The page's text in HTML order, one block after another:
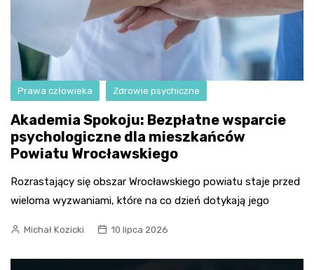
Prawa człowieka Zdrowie psychiczne
Akademia Spokoju: Bezpłatne wsparcie
psychologiczne dla mieszkańców
Powiatu Wrocławskiego
Rozrastający się obszar Wrocławskiego powiatu staje przed
wieloma wyzwaniami, które na co dzień dotykają jego
Michał Kozicki 10 lipca 2026